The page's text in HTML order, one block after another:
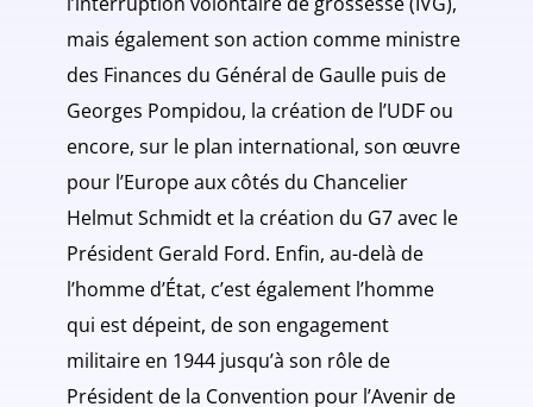
mais également son action comme ministre
des Finances du Général de Gaulle puis de
Georges Pompidou, la création de l’UDF ou
encore, sur le plan international, son œuvre
pour l’Europe aux côtés du Chancelier
Helmut Schmidt et la création du G7 avec le
Président Gerald Ford. Enfin, au-delà de
l’homme d’État, c’est également l’homme
qui est dépeint, de son engagement
militaire en 1944 jusqu’à son rôle de
Président de la Convention pour l’Avenir de